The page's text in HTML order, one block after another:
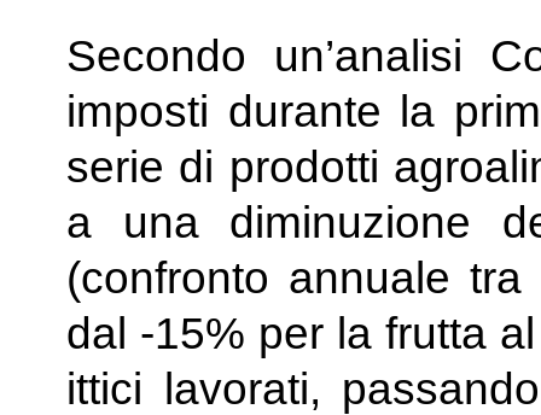
Secondo un’analisi
imposti durante la
serie di prodotti
a una diminuzione
(confronto annuale
dal -15% per la frutta
ittici lavorati,